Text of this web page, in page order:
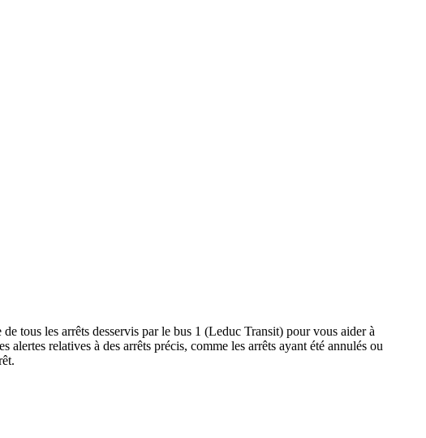
tous les arrêts desservis par le bus 1 (Leduc Transit) pour vous aider à
relatives à des arrêts précis, comme les arrêts ayant été annulés ou